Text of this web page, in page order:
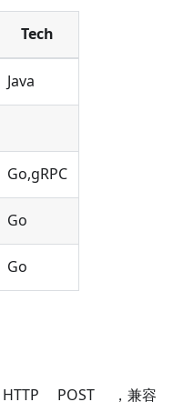
Tech
Java
Go,gRPC
Go
Go
POST ，兼容